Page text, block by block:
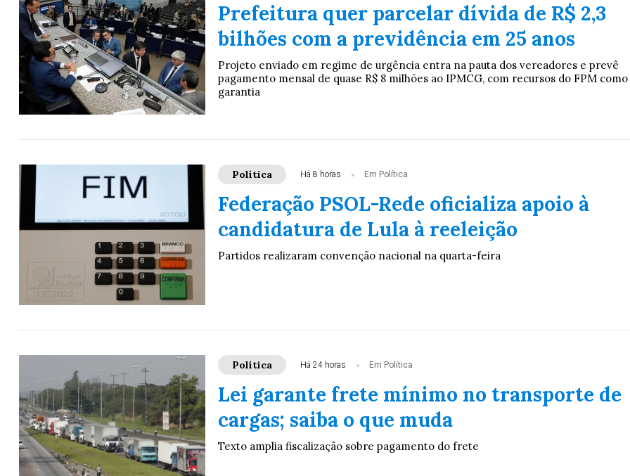
Prefeitura quer parcelar dívida de R$ 2,3
bilhões com a previdência em 25 anos
Projeto enviado em regime de urgência entra na pauta dos vereadores e prevê
pagamento mensal de quase R$ 8 milhões ao IPMCG, com recursos do FPM como
garantia
Política Há 8 horas Em Política
Federação PSOL-Rede oficializa apoio à
candidatura de Lula à reeleição
Partidos realizaram convenção nacional na quarta-feira
Política Há 24 horas Em Política
Lei garante frete mínimo no transporte de
cargas; saiba o que muda
Texto amplia fiscalização sobre pagamento do frete